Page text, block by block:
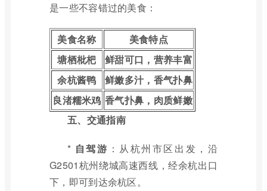
是一些不容错过的美食：
美食名称
美食特点
塘栖枇杷
鲜甜可口，营养丰富
余杭酱鸭
鲜嫩多汁，香气扑鼻
良渚糯米鸡 香气扑鼻，肉质鲜嫩
五、交通指南
* 自驾游 ：从杭州市区出发，沿
G2501杭州绕城高速西线，经余杭出口
下，即可到达余杭区。